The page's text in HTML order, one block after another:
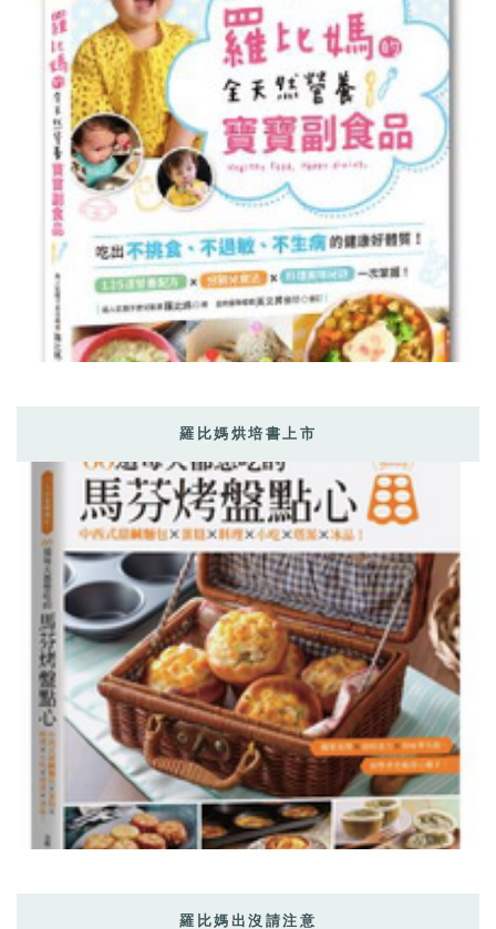
羅比媽烘培書上市
羅比媽出沒請注意